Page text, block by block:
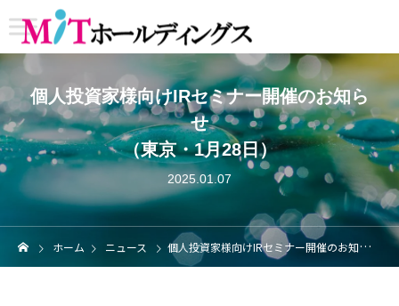
個人投資家様向けIRセミナー開催のお知ら
せ
（東京・1月28日）
2025.01.07
ホーム ニュース 個人投資家様向けIRセミナー開催のお知らせ（東京・1月28日）